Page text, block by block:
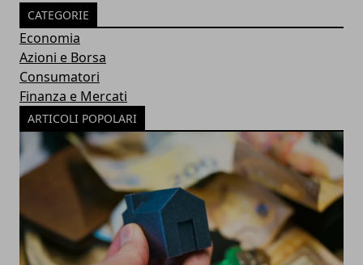
CATEGORIE
Economia
Azioni e Borsa
Consumatori
Finanza e Mercati
ARTICOLI POPOLARI